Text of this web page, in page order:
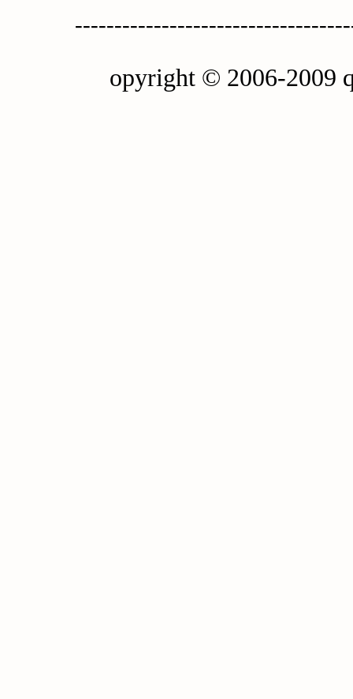
opyright © 2006-2009